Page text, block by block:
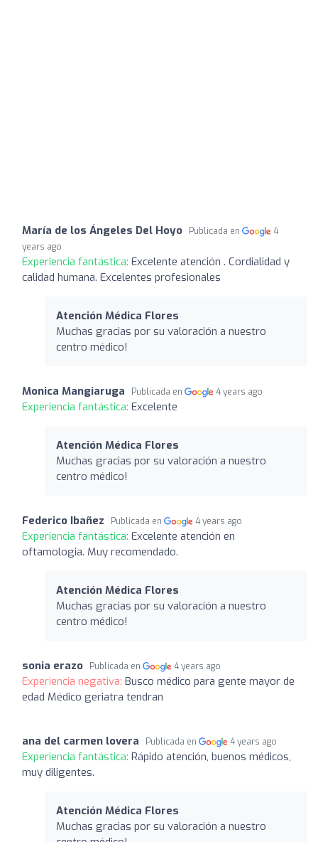
María de los Ángeles Del Hoyo Publicada en
4
years ago
Experiencia fantástica: Excelente atención . Cordialidad y
calidad humana. Excelentes profesionales
Atención Médica Flores
Muchas gracias por su valoración a nuestro
centro médico!
Monica Mangiaruga Publicada en 4 years ago
Experiencia fantástica: Excelente
Atención Médica Flores
Muchas gracias por su valoración a nuestro
centro médico!
Federico Ibañez Publicada en 4 years ago
Experiencia fantástica: Excelente atención en
oftamologia. Muy recomendado.
Atención Médica Flores
Muchas gracias por su valoración a nuestro
centro médico!
sonia erazo Publicada en 4 years ago
Experiencia negativa: Busco médico para gente mayor de
edad Médico geriatra tendran
ana del carmen lovera Publicada en 4 years ago
Experiencia fantástica: Rápido atención, buenos médicos,
muy diligentes.
Atención Médica Flores
Muchas gracias por su valoración a nuestro